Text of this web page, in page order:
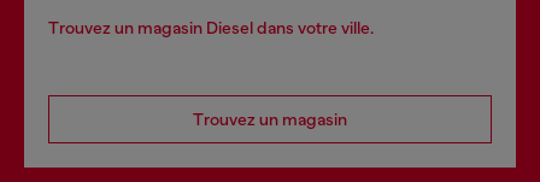
Trouvez un magasin Diesel dans votre ville.
Trouvez un magasin